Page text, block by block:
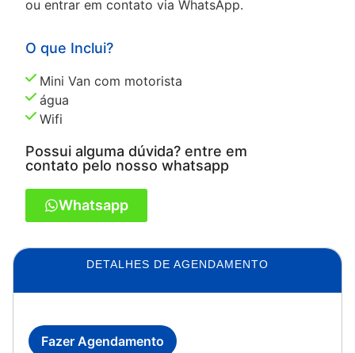
ou entrar em contato via WhatsApp.
O que Inclui?
Mini Van com motorista
água
Wifi
Possui alguma dúvida? entre em
contato pelo nosso whatsapp
Whatsapp
DETALHES DE AGENDAMENTO
Fazer Agendamento